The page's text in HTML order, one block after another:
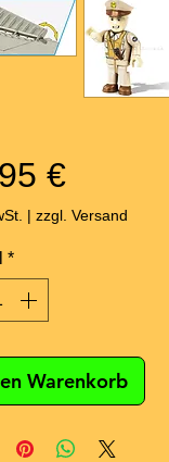
€Preis
| zzgl. Versand
*
Warenkorb